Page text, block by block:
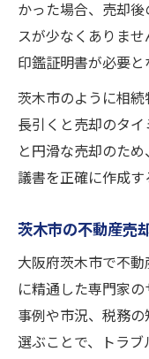
かった場合、売却
スが少なくありま
印鑑証明書が必要と
茨木市のように相
長引くと売却のタ
と円滑な売却のた
議書を正確に作成す
茨木市の不動産売
大阪府茨木市で不
に精通した専門家の
事例や市況、税務
選ぶことで、トラ